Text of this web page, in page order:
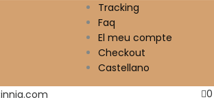
Tracking
Faq
El meu compte
Checkout
Castellano
0